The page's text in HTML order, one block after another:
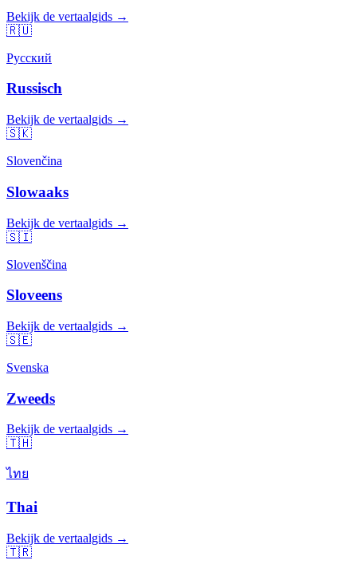
Bekijk de vertaalgids →
🇷🇺
Русский
Russisch
Bekijk de vertaalgids →
🇸🇰
Slovenčina
Slowaaks
Bekijk de vertaalgids →
🇸🇮
Slovenščina
Sloveens
Bekijk de vertaalgids →
🇸🇪
Svenska
Zweeds
Bekijk de vertaalgids →
🇹🇭
ไทย
Thai
Bekijk de vertaalgids →
🇹🇷